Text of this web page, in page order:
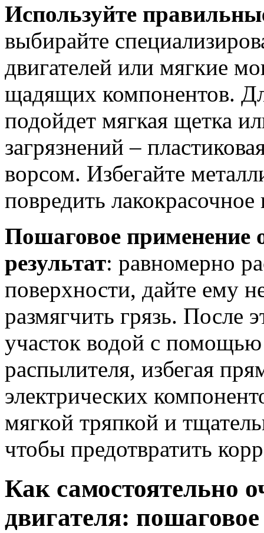
Используйте
выбирайте
двигателей или мягкие
щадящих компонентов.
подойдет мягкая щетка
загрязнений –
ворсом. Избегайте
повредить
Пошаговое применение
результат: равномерно
поверхности, дайте ему
размягчить грязь. После
участок водой с
распылителя, избегая
электрических
мягкой тряпкой и
чтобы предотвратить
Как самостоятельно
двигателя: